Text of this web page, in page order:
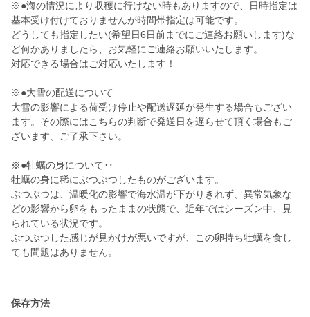
※●海の情況により収穫に行けない時もありますので、日時指定は
基本受け付けておりませんが時間帯指定は可能です。
どうしても指定したい(希望日6日前までにご連絡お願いします)な
ど何かありましたら、お気軽にご連絡お願いいたします。
対応できる場合はご対応いたします！
※●大雪の配送について
大雪の影響による荷受け停止や配送遅延が発生する場合もござい
ます。その際にはこちらの判断で発送日を遅らせて頂く場合もご
ざいます、ご了承下さい。
※●牡蠣の身について‥
牡蠣の身に稀にぶつぶつしたものがございます。
ぶつぶつは、温暖化の影響で海水温が下がりきれず、異常気象な
どの影響から卵をもったままの状態で、近年ではシーズン中、見
られている状況です。
ぶつぶつした感じが見かけが悪いですが、この卵持ち牡蠣を食し
ても問題はありません。
保存方法